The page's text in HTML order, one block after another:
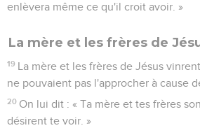
enlèvera même ce qu'il croit avoir. »
La mère et les frères de
19 La mère et les frères de Jésus
ne pouvaient pas l'approcher à cause
20 On lui dit : « Ta mère et tes frères
désirent te voir. »